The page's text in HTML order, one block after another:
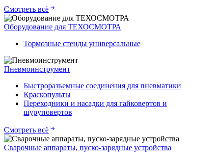
Смотреть всё
Оборудование для ТЕХОСМОТРА
Тормозные стенды универсальные
Пневмоинструмент
Быстроразъемные соединения для пневматики
Краскопульты
Переходники и насадки для гайковертов и
шуруповертов
Смотреть всё
Сварочные аппараты, пуско-зарядные устройства